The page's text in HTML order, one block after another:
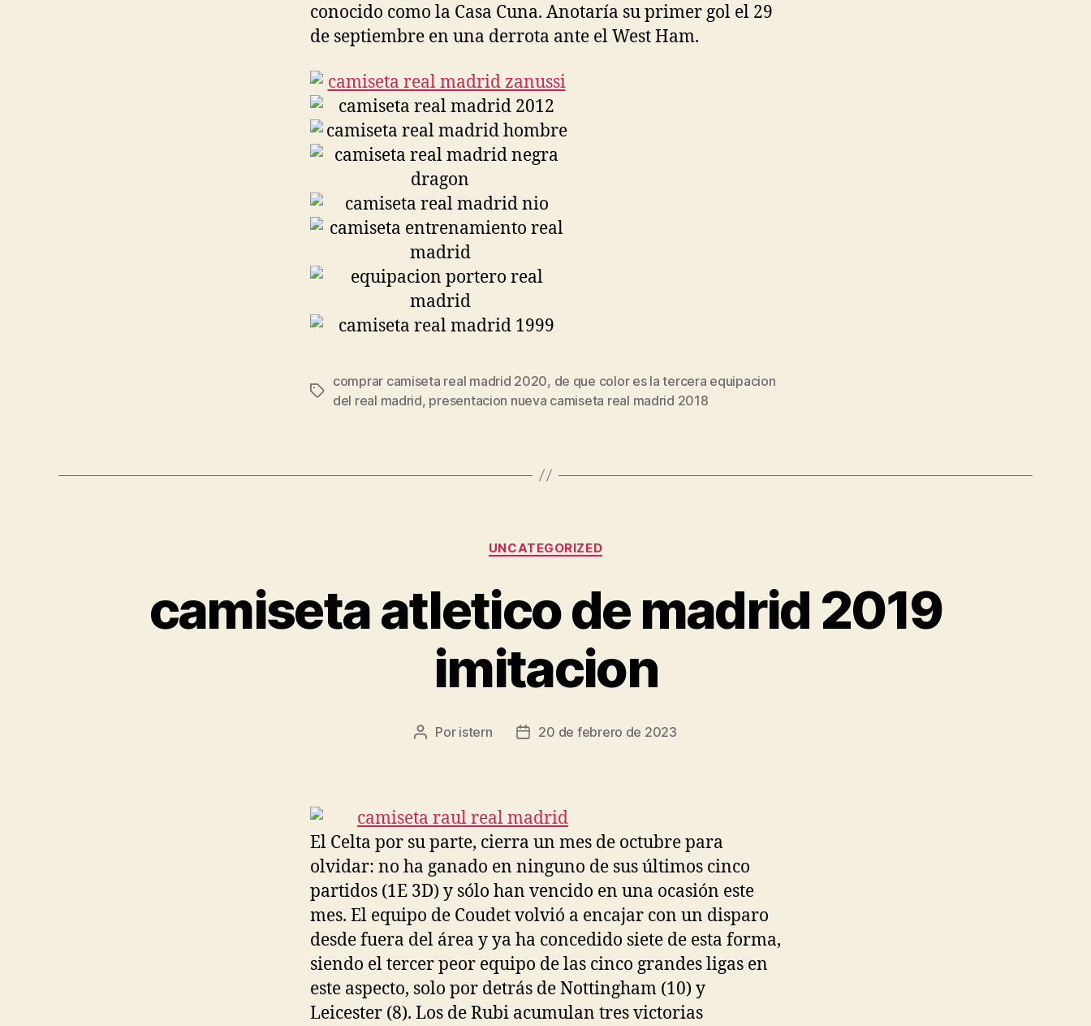
conocido como la Casa Cuna. Anotaría su primer gol el 29
de septiembre en una derrota ante el West Ham.
Etiquetas
comprar camiseta real madrid 2020, de que color es la tercera equipacion
del real madrid, presentacion nueva camiseta real madrid 2018
Categorías
UNCATEGORIZED
camiseta atletico de madrid 2019
imitacion
Autor
Por istern
Fecha20 de febrero de 2023
El Celta por su parte, cierra un mes de octubre para
olvidar: no ha ganado en ninguno de sus últimos cinco
partidos (1E 3D) y sólo han vencido en una ocasión este
mes. El equipo de Coudet volvió a encajar con un disparo
desde fuera del área y ya ha concedido siete de esta forma,
siendo el tercer peor equipo de las cinco grandes ligas en
este aspecto, solo por detrás de Nottingham (10) y
Leicester (8). Los de Rubi acumulan tres victorias